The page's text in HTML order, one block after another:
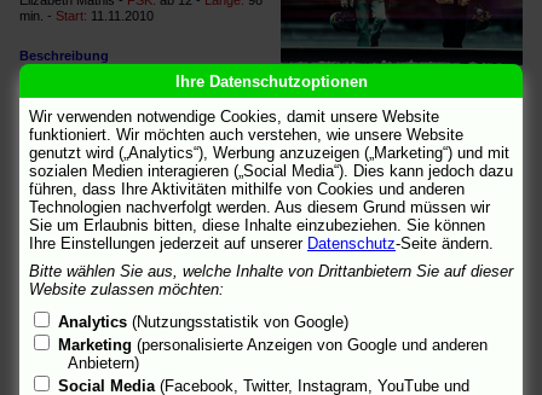
Chris Pine, Denzel Washington
min. - Start: 11.11.2010
Beschreibung
Als der erfahrene Zugführer
Frank Barnes (Denzel Washington) und sein junger, neuer, ihm
für diesen Tag zugeteilter Kollege Will Colson (Chris Pine) an
einem Oktobermorgen zum Dienst antreten, ahnt keiner der
beiden Männer, dass der Tag zur härtesten Prüfung ihres Lebens
werden wird. Durch die Fahrlässigkeit eines Rangierarbeiters hat
sich ein riesiger, mit hochgiftigen Chemikalien beladener Zug in
Bewegung gesetzt, Tempo aufgenommen und rast nun führerlos
auf dicht besiedelte Gebiete zu.
Obwohl Rangiermeisterin Connie Hooper (Rosario Dawson)
sofort reagiert und alles versucht, den Geisterzug und seine
mächtige Lokomotive aufzuhalten, setzt der Zug seine Fahrt fort,
die vielen Menschen den Tod bringen wird. Die sichere
Ihre Datenschutzoptionen
Wir verwenden notwendige Cookies, damit unsere Website
funktioniert. Wir möchten auch verstehen, wie unsere Website
genutzt wird („Analytics“), Werbung anzuzeigen („Marketing“) und mit
sozialen Medien interagieren („Social Media“). Dies kann jedoch dazu
führen, dass Ihre Aktivitäten mithilfe von Cookies und anderen
Technologien nachverfolgt werden. Aus diesem Grund müssen wir
Sie um Erlaubnis bitten, diese Inhalte einzubeziehen. Sie können
Ihre Einstellungen jederzeit auf unserer Datenschutz-Seite ändern.
Bitte wählen Sie aus, welche Inhalte von Drittanbietern Sie auf dieser
Website zulassen möchten:
Analytics (Nutzungsstatistik von Google)
Marketing (personalisierte Anzeigen von Google und anderen
Anbietern)
Social Media (Facebook, Twitter, Instagram, YouTube und